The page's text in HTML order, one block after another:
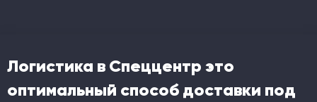
Логистика в Спеццентр это
оптимальный способ доставки под